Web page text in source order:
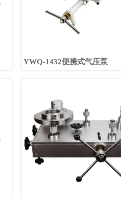
YWQ-1432便携式气压泵